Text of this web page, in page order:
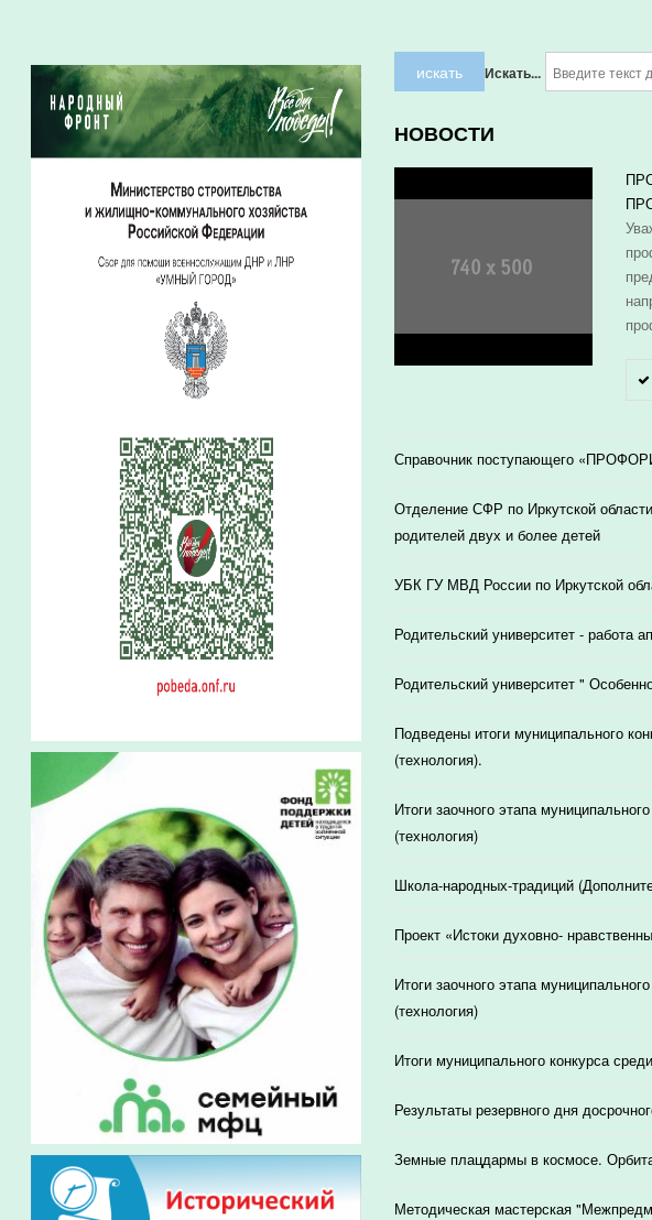
искать Искать...
НОВОСТИ
Справочник поступающего
Отделение СФР по Иркутской
родителей двух и более детей
УБК ГУ МВД России по Иркутской
Родительский университет - работа
Родительский университет "
Подведены итоги муниципального
(технология).
Итоги заочного этапа
(технология)
Школа-народных-традиций
Проект «Истоки духовно-
Итоги заочного этапа
(технология)
Итоги муниципального конкурса
Результаты резервного дня
Земные плацдармы в космосе.
Методическая мастерская